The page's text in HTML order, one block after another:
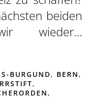
beiden
wieder…
BURGUND, BERN ,
,
,